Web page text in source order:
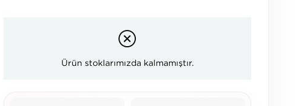
Ürün stoklarımızda kalmamıştır.